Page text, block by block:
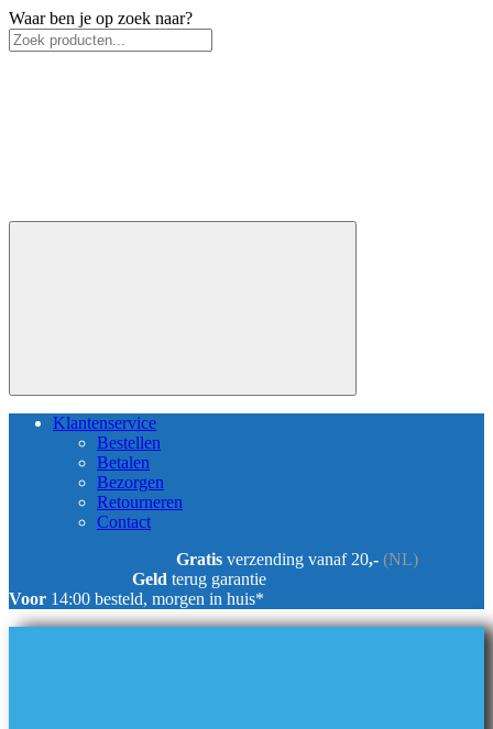
Waar ben je op zoek naar?
Klantenservice
Bestellen
Betalen
Bezorgen
Retourneren
Contact
Gratis verzending vanaf 20,- (NL)
Geld terug garantie
Voor 14:00 besteld, morgen in huis*